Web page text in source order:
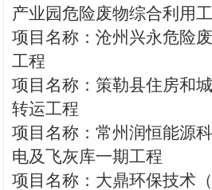
产业园危险废物综合利用
项目名称：沧州兴永危险
工程
项目名称：策勒县住房和
转运工程
项目名称：常州润恒能源
电及飞灰库一期工程
项目名称：大鼎环保技术